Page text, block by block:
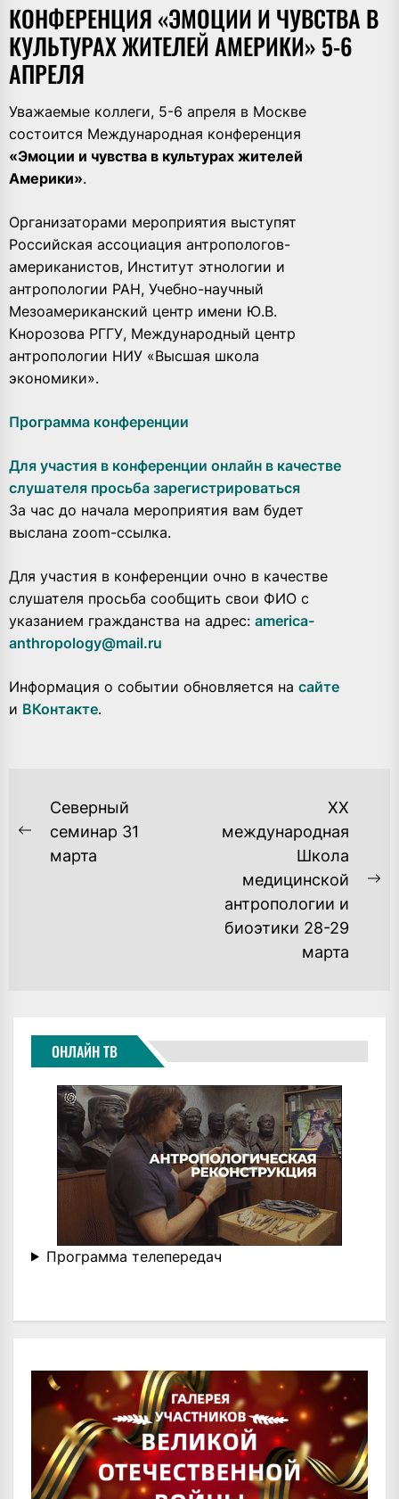
КОНФЕРЕНЦИЯ «ЭМОЦИИ И ЧУВСТВА В
КУЛЬТУРАХ ЖИТЕЛЕЙ АМЕРИКИ» 5-6
АПРЕЛЯ
Уважаемые коллеги, 5-6 апреля в Москве
состоится Международная конференция
«Эмоции и чувства в культурах жителей
Америки».
Организаторами мероприятия выступят
Российская ассоциация антропологов-
американистов, Институт этнологии и
антропологии РАН, Учебно-научный
Мезоамериканский центр имени Ю.В.
Кнорозова РГГУ, Международный центр
антропологии НИУ «Высшая школа
экономики».
Программа конференции
Для участия в конференции онлайн в качестве
слушателя просьба зарегистрироваться
За час до начала мероприятия вам будет
выслана zoom-ссылка.
Для участия в конференции очно в качестве
слушателя просьба сообщить свои ФИО с
указанием гражданства на адрес: america-
anthropology@mail.ru
Информация о событии обновляется на сайте
и ВКонтакте.
НАВИГАЦИЯ
ПО
ЗАПИСЯМ
Previous
post:
Северный
семинар 31
марта
XX
международная
Школа
медицинской
антропологии и
биоэтики 28-29
марта
ОНЛАЙН ТВ
Программа телепередач